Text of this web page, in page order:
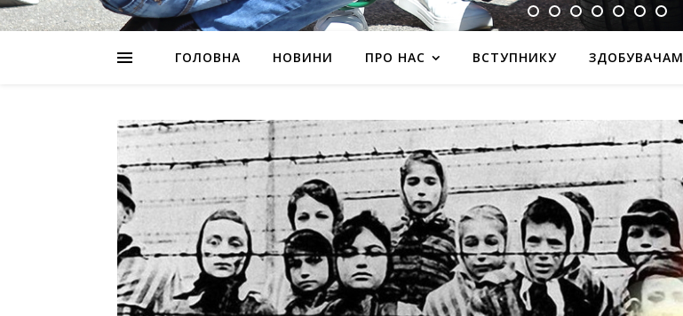
ГОЛОВНА НОВИНИ ПРО НАС ВСТУПНИКУ ЗДОБУВАЧАМ